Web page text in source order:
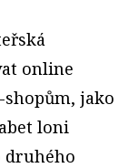
online
jako
loni
druhého